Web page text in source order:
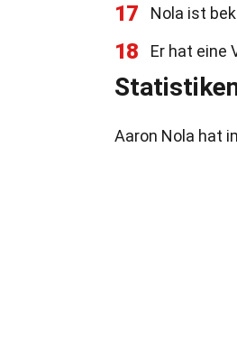
17 Nola ist
18 Er hat eine
Aaron Nola hat